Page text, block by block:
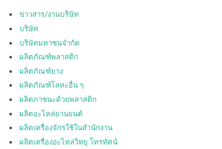
ข่าวสาร/งานบริษัท
บริษัท
บริษัทมหาชนจำกัด
ผลิตภัณฑ์พลาสติก
ผลิตภัณฑ์ยาง
ผลิตภัณฑ์โลหะอื่น ๆ
ผลิตภาชนะด้วยพลาสติก
ผลิตอะไหล่ยานยนต์
ผลิตเครื่องจักรใช้ในสำนักงาน
ผลิตเครื่องอะไหล่วิทยุ โทรทัศน์